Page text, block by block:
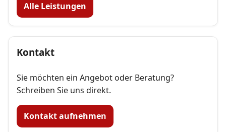
Alle Leistungen
Kontakt
Sie möchten ein Angebot oder Beratung?
Schreiben Sie uns direkt.
Kontakt aufnehmen